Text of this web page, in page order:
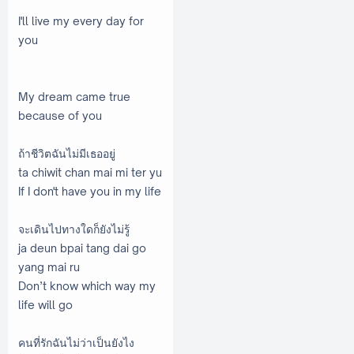
I'll live my every day for
you
My dream came true
because of you
ถ้าชีวิตฉันไม่มีเธออยู่
ta chiwit chan mai mi ter yu
If I don't have you in my life
จะเดินไปทางใดก็ยังไม่รู้
ja deun bpai tang dai go
yang mai ru
Don’t know which way my
life will go
คนที่รักฉันไม่ว่าเป็นยังไง